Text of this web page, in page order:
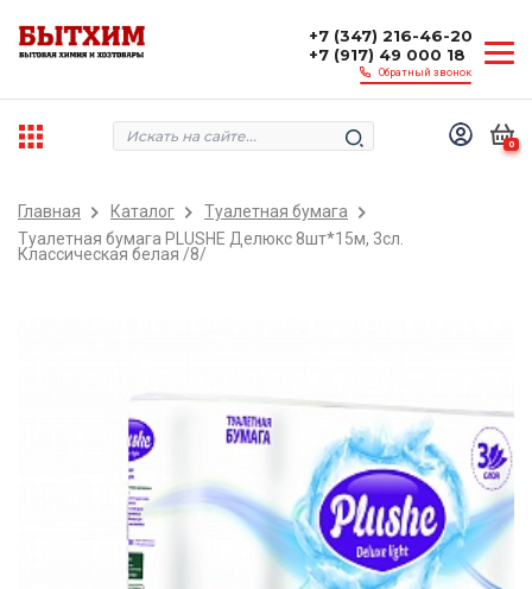
+7 (347) 216-46-20
+7 (917) 49 000 18
Обратный звонок
0
Главная Каталог
Туалетная бумага
Туалетная бумага PLUSHE Делюкс 8шт*15м, 3сл.
Классическая белая /8/